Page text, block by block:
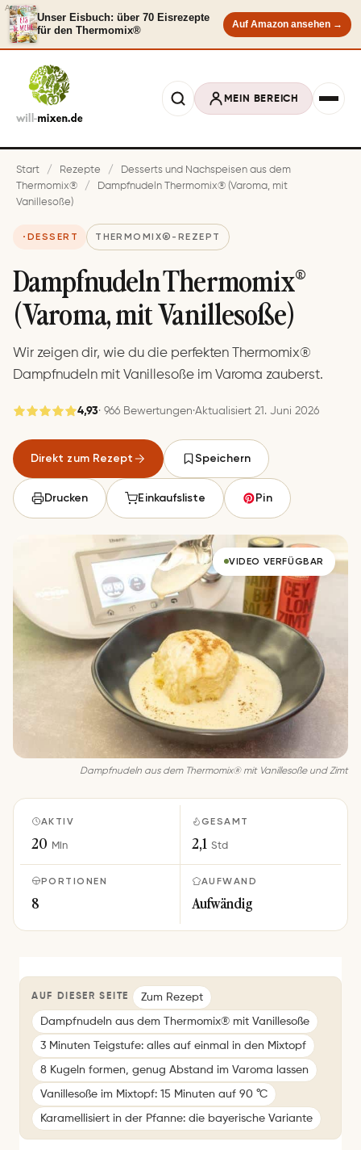
Anzeige
Unser Eisbuch: über 70 Eisrezepte
für den Thermomix®
Auf Amazon ansehen →
MEIN BEREICH
Start / Rezepte /
Desserts und Nachspeisen aus dem
Thermomix®
/
Dampfnudeln Thermomix® (Varoma, mit
Vanillesoße)
DESSERT THERMOMIX®-REZEPT
Dampfnudeln Thermomix®
(Varoma, mit Vanillesoße)
Wir zeigen dir, wie du die perfekten Thermomix®
Dampfnudeln mit Vanillesoße im Varoma zauberst.
4,93· 966 Bewertungen·Aktualisiert 21. Juni 2026
Direkt zum Rezept
Gespeichert
Speichern
Speichern
Drucken Einkaufsliste Pin
VIDEO VERFÜGBAR
Dampfnudeln aus dem Thermomix® mit Vanillesoße und Zimt
AKTIV
20 Min
GESAMT
2,1 Std
PORTIONEN
8
AUFWAND
Aufwändig
AUF DIESER SEITE Zum Rezept
Dampfnudeln aus dem Thermomix® mit Vanillesoße
3 Minuten Teigstufe: alles auf einmal in den Mixtopf
8 Kugeln formen, genug Abstand im Varoma lassen
Vanillesoße im Mixtopf: 15 Minuten auf 90 °C
Karamellisiert in der Pfanne: die bayerische Variante